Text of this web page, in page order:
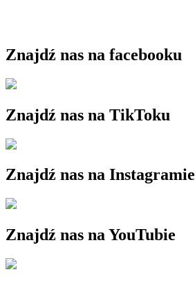
Znajdź nas na facebooku
Znajdź nas na TikToku
Znajdź nas na Instagramie
Znajdź nas na YouTubie